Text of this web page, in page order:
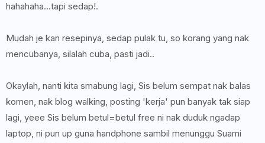
hahahaha...tapi sedap!.
Mudah je kan resepinya, sedap pulak tu, so korang yang nak
mencubanya, silalah cuba, pasti jadi..
Okaylah, nanti kita smabung lagi, Sis belum sempat nak balas
komen, nak blog walking, posting 'kerja' pun banyak tak siap
lagi, yeee Sis belum betul=betul free ni nak duduk ngadap
laptop, ni pun up guna handphone sambil menunggu Suami